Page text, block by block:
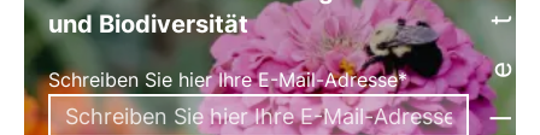
und Biodiversität
Schreiben Sie hier Ihre E-Mail-Adresse*